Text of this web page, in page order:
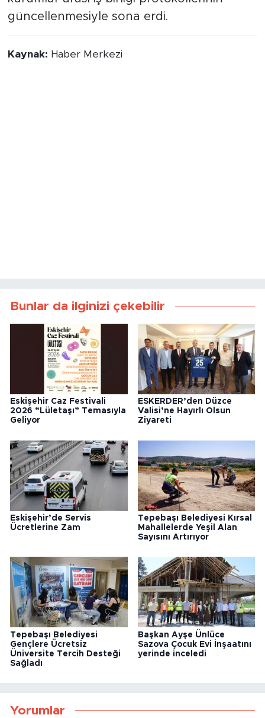
güncellenmesiyle sona erdi.
Kaynak: Haber Merkezi
Bunlar da ilginizi çekebilir
Eskişehir Caz Festivali
2026 “Lületaşı” Temasıyla
Geliyor
ESKERDER’den Düzce
Valisi’ne Hayırlı Olsun
Ziyareti
Eskişehir’de Servis
Ücretlerine Zam
Tepebaşı Belediyesi Kırsal
Mahallelerde Yeşil Alan
Sayısını Artırıyor
Tepebaşı Belediyesi
Gençlere Ücretsiz
Üniversite Tercih Desteği
Sağladı
Başkan Ayşe Ünlüce
Sazova Çocuk Evi İnşaatını
yerinde inceledi
Yorumlar